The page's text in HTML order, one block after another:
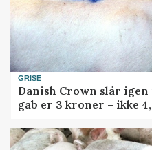
GRISE
Danish Crown slår
gab er 3 kroner – ikke